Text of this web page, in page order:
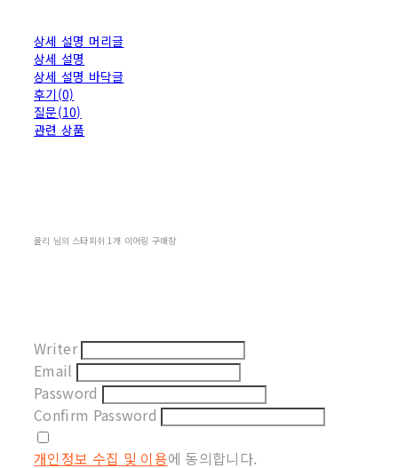
상세 설명 머리글
상세 설명
상세 설명 바닥글
후기(0)
질문(10)
관련 상품
올리 님의 스타피쉬 1개 이어링 구매창
Writer
Email
Password
Confirm Password
개인정보 수집 및 이용에 동의합니다.